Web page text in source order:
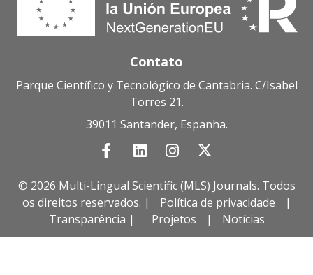
Contato
Parque Científico y Tecnológico de Cantabria. C/Isabel
Torres 21.
39011 Santander, Espanha.
© 2026 Multi-Lingual Scientific (MLS) Journals. Todos
os direitos reservados. |
Política de privacidade
|
Transparência |
Projetos | Notícias